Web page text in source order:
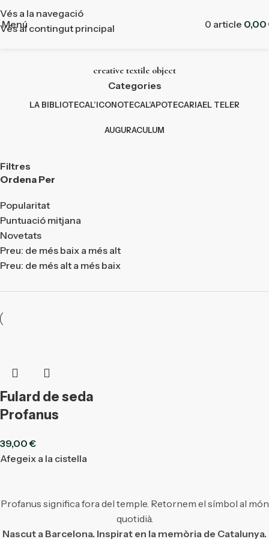
Vés a la navegació
Vés al contingut principal
Menú 0 article 0,00
creative textile object
Categories
LA BIBLIOTECAL’ICONOTECAL’APOTECARIAEL TELER
AUGURACULUM
Filtres
Ordena Per
Popularitat
Puntuació mitjana
Novetats
Preu: de més baix a més alt
Preu: de més alt a més baix
Fulard de seda
Profanus
39,00€
Afegeix a la cistella
Profanus significa fora del temple. Retornem el símbol al món
quotidià.
Nascut a Barcelona. Inspirat en la memòria de Catalunya.